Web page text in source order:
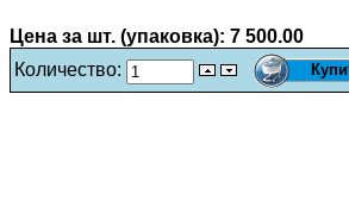
Цена за шт. (упаковка): 7 500.00
Количество: